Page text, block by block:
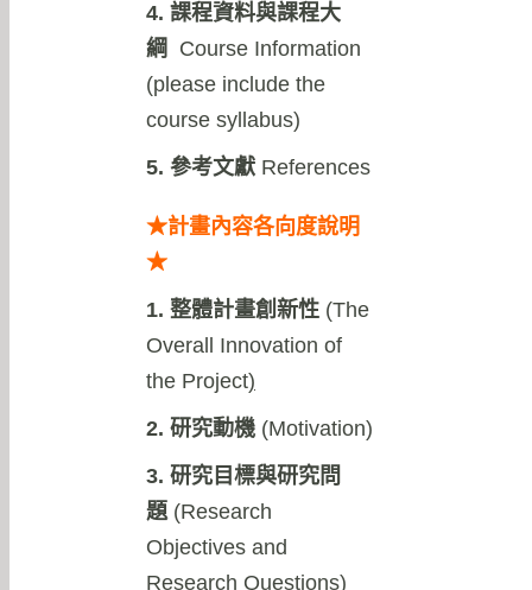
4. 課程資料與課程大
綱
Course Information
(please include the
course syllabus)
5. 參考文獻 References
★計畫內容各向度說明
★
1. 整體計畫創新性 (The
Overall Innovation of
the Project)
2. 研究動機 (Motivation)
3. 研究目標與研究問
題 (Research
Objectives and
Research Questions)